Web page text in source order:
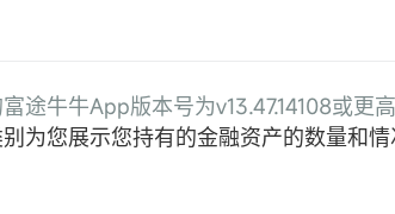
途牛牛App版本号为v13.47.14108或更高
别为您展示您持有的金融资产的数量和